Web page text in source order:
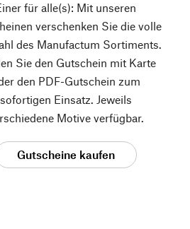
für alle(s): Mit unseren
verschenken Sie die volle
des Manufactum Sortiments.
Sie den Gutschein mit Karte
den PDF-Gutschein zum
sofortigen Einsatz. Jeweils
Motive verfügbar.
Gutscheine kaufen